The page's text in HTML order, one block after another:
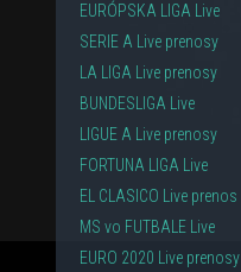
EURÓPSKA LIGA Live
SERIE A Live prenosy
LA LIGA Live prenosy
BUNDESLIGA Live
LIGUE A Live prenosy
FORTUNA LIGA Live
EL CLASICO Live prenos
MS vo FUTBALE Live
EURO 2020 Live prenosy